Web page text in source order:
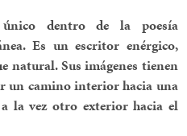
dentro de la poesía
Es un escritor enérgico,
natural. Sus imágenes tienen
un camino interior hacia una
la vez otro exterior hacia el